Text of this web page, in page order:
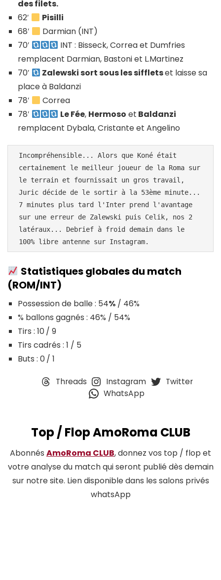
des filets.
62′
Pisilli
68′
Darmian (INT)
70′
INT : Bisseck, Correa et Dumfries
remplacent Darmian, Bastoni et L.Martinez
70′
Zalewski sort sous les siffletset laisse sa
place à Baldanzi
78′
Correa
78′
Le Fée, Hermoso et Baldanzi
remplacent Dybala, Cristante et Angelino
Incompréhensible... Alors que Koné était
certainement le meilleur joueur de la Roma sur
le terrain et fournissait un gros travail,
Juric décide de le sortir à la 53ème minute...
7 minutes plus tard l'Inter prend l'avantage
sur une erreur de Zalewski puis Celik, nos 2
latéraux... Debrief à froid demain dans le
100% libre antenne sur Instagram.
Statistiques globales du match
(ROM/INT)
Possession de balle : 54%/ 46%
% ballons gagnés : 46% / 54%
Tirs : 10/ 9
Tirs cadrés : 1 / 5
Buts : 0/ 1
Threads Instagram
Twitter
WhatsApp
Top / Flop AmoRoma CLUB
Abonnés AmoRoma CLUB, donnez vos top / flop et
votre analyse du match qui seront publié dès demain
sur notre site. Lien disponible dans les salons privés
whatsApp